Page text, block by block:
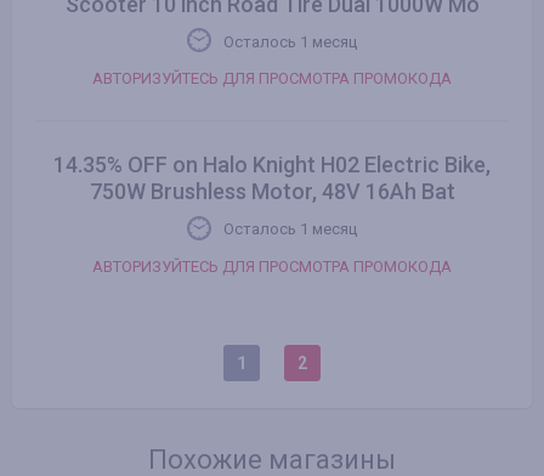
Осталось 1 месяц
АВТОРИЗУЙТЕСЬ ДЛЯ ПРОСМОТРА ПРОМОКОДА
14.35% OFF on Halo Knight H02 Electric Bike,
750W Brushless Motor, 48V 16Ah Bat
Осталось 1 месяц
АВТОРИЗУЙТЕСЬ ДЛЯ ПРОСМОТРА ПРОМОКОДА
1 2
Похожие магазины